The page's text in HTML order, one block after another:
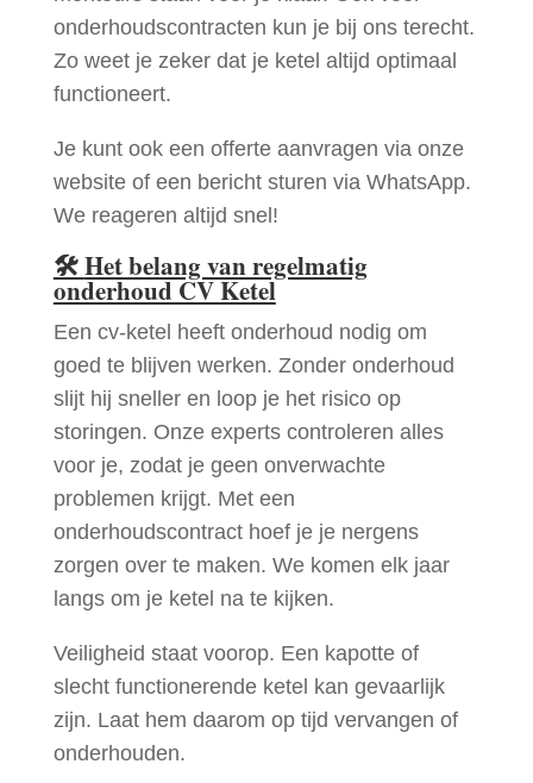
onderhoudscontracten kun je bij ons terecht.
Zo weet je zeker dat je ketel altijd optimaal
functioneert.
Je kunt ook een offerte aanvragen via onze
website of een bericht sturen via WhatsApp.
We reageren altijd snel!
🛠Het belang van regelmatig
onderhoud CV Ketel
Een cv-ketel heeft onderhoud nodig om
goed te blijven werken. Zonder onderhoud
slijt hij sneller en loop je het risico op
storingen. Onze experts controleren alles
voor je, zodat je geen onverwachte
problemen krijgt. Met een
onderhoudscontract hoef je je nergens
zorgen over te maken. We komen elk jaar
langs om je ketel na te kijken.
Veiligheid staat voorop. Een kapotte of
slecht functionerende ketel kan gevaarlijk
zijn. Laat hem daarom op tijd vervangen of
onderhouden.